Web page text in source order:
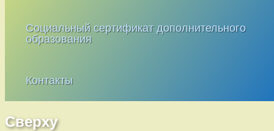
Социальный сертификат дополнительного
образования
Контакты
Сверху